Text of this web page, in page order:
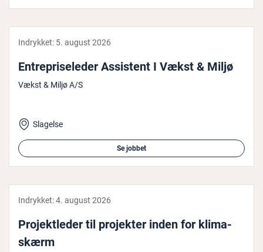
Indrykket: 5. august 2026
En­tre­pri­se­le­der Assistent I Vækst & Miljø
Vækst & Miljø A/S
Slagelse
Se jobbet
Indrykket:4. august 2026
Pro­jekt­le­der til projekter inden for kli­ma­
skærm